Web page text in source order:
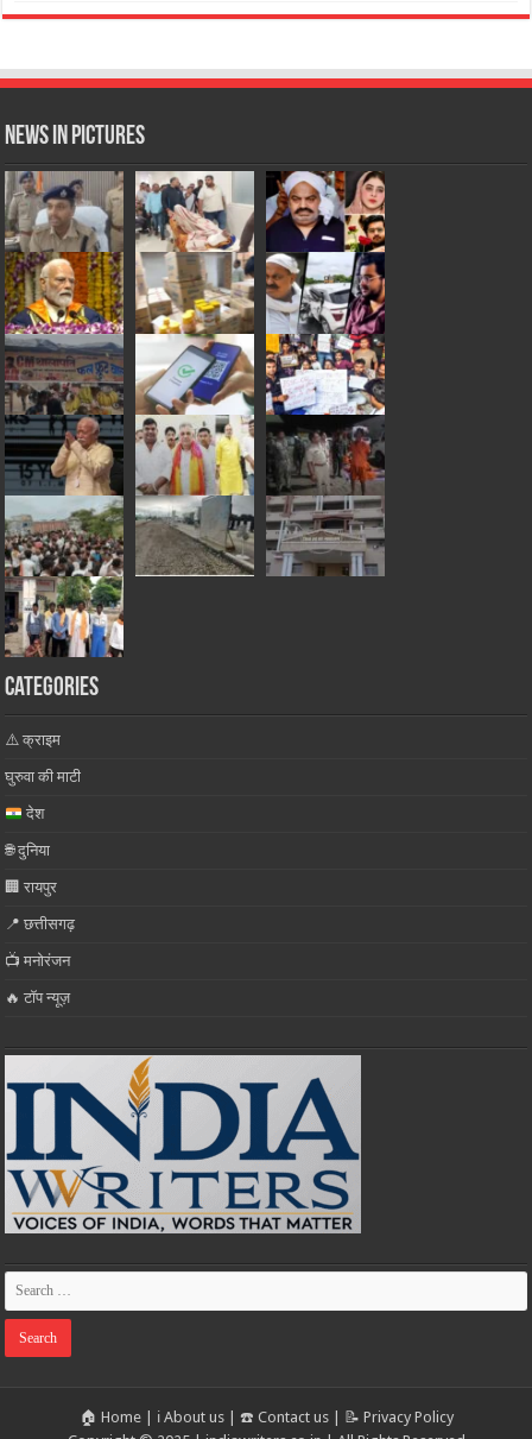
News in Pictures
Categories
⚠️ क्राइम
घुरुवा की माटी
देश
🌐 दुनिया
🏢 रायपुर
📍 छत्तीसगढ़
📺 मनोरंजन
🔥 टॉप न्यूज़
🏠 Home| ℹ️ About us| ☎️ Contact us|
📝 Privacy Policy